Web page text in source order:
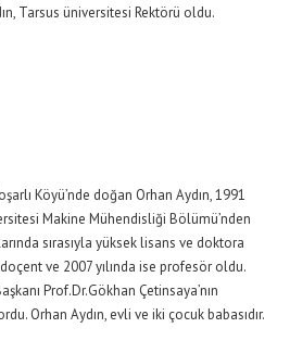
Tarsus üniversitesi Rektörü oldu.
Köyü’nde doğan Orhan Aydın, 1991
Makine Mühendisliği Bölümü’nden
sırasıyla yüksek lisans ve doktora
ve 2007 yılında ise profesör oldu.
Prof.Dr.Gökhan Çetinsaya’nın
Orhan Aydın, evli ve iki çocuk babasıdır.